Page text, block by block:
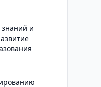
знаний и